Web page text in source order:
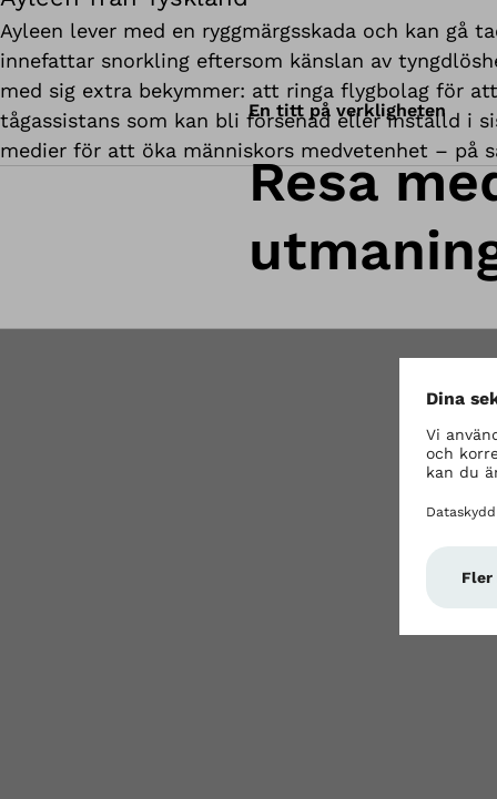
Ayleen lever med en ryggmärgsskada och kan
innefattar snorkling eftersom känslan av
med sig extra bekymmer: att ringa flygbolag för
tågassistans som kan bli försenad eller inställd i
medier för att öka människors medvetenhet – på
En titt på verkligheten
Resa